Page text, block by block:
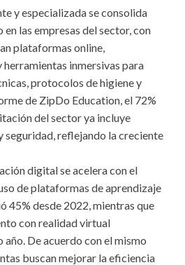
y especializada se consolida
las empresas del sector, con
plataformas online,
inmersivas para
protocolos de higiene y
de ZipDo Education, el 72%
del sector ya incluye
seguridad, reflejando la creciente
digital se acelera con el
de plataformas de aprendizaje
45% desde 2022, mientras que
con realidad virtual
De acuerdo con el mismo
buscan mejorar la eficiencia